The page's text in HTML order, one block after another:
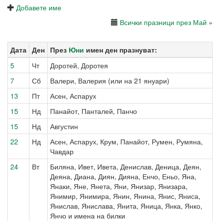
Добавете име
Всички празници през Май »
Дата Ден През Юни имен ден празнуват:
5
Чт
Доротей, Доротея
7
Сб
Валери, Валерия (или на 21 януари)
13
Пт
Асен, Аспарух
15
Нд
Панайот, Панталей, Панчо
15
Нд
Августин
22
Нд
Асен, Аспарух, Крум, Панайот, Румен, Румяна,
Чавдар
24
Вт
Биляна, Ивет, Ивета, Денислав, Деница, Деян,
Деяна, Диана, Диян, Дияна, Енчо, Еньо, Яна,
Янаки, Яне, Янета, Яни, Янизар, Янизара,
Янимир, Янимира, Янин, Янина, Янис, Яниса,
Янислав, Янислава, Янита, Яница, Янка, Янко,
Янчо и имена на билки